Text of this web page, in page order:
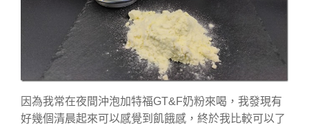
因為我常在夜間沖泡加特福GT&F奶粉來喝，我發現有
好幾個清晨起來可以感覺到飢餓感，終於我比較可以了